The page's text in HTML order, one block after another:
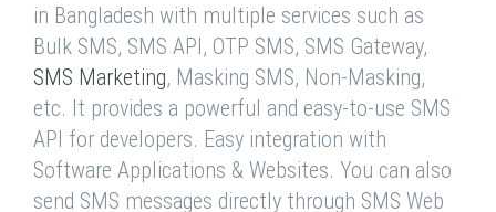
in Bangladesh with multiple services such as
Bulk SMS, SMS API, OTP SMS, SMS Gateway,
SMS Marketing, Masking SMS, Non-Masking,
etc. It provides a powerful and easy-to-use SMS
API for developers. Easy integration with
Software Applications & Websites. You can also
send SMS messages directly through SMS Web